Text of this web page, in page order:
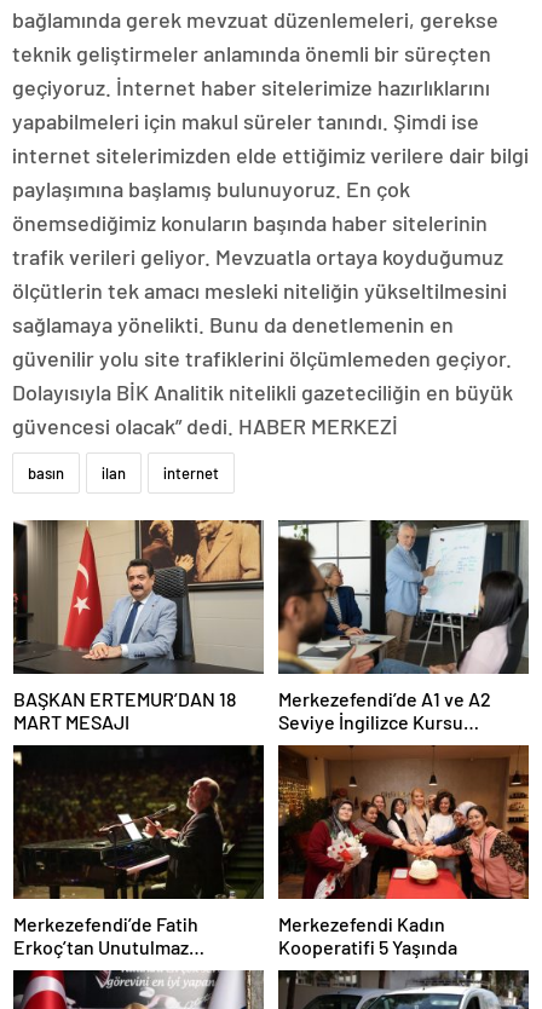
bağlamında gerek mevzuat düzenlemeleri, gerekse
teknik geliştirmeler anlamında önemli bir süreçten
geçiyoruz. İnternet haber sitelerimize hazırlıklarını
yapabilmeleri için makul süreler tanındı. Şimdi ise
internet sitelerimizden elde ettiğimiz verilere dair bilgi
paylaşımına başlamış bulunuyoruz. En çok
önemsediğimiz konuların başında haber sitelerinin
trafik verileri geliyor. Mevzuatla ortaya koyduğumuz
ölçütlerin tek amacı mesleki niteliğin yükseltilmesini
sağlamaya yönelikti. Bunu da denetlemenin en
güvenilir yolu site trafiklerini ölçümlemeden geçiyor.
Dolayısıyla BİK Analitik nitelikli gazeteciliğin en büyük
güvencesi olacak” dedi. HABER MERKEZİ
basın ilan internet
BAŞKAN ERTEMUR’DAN 18
MART MESAJI
Merkezefendi’de A1 ve A2
Seviye İngilizce Kursu
Başvuruları Başladı
Merkezefendi’de Fatih
Erkoç’tan Unutulmaz
Ramazan Konseri
Merkezefendi Kadın
Kooperatifi 5 Yaşında